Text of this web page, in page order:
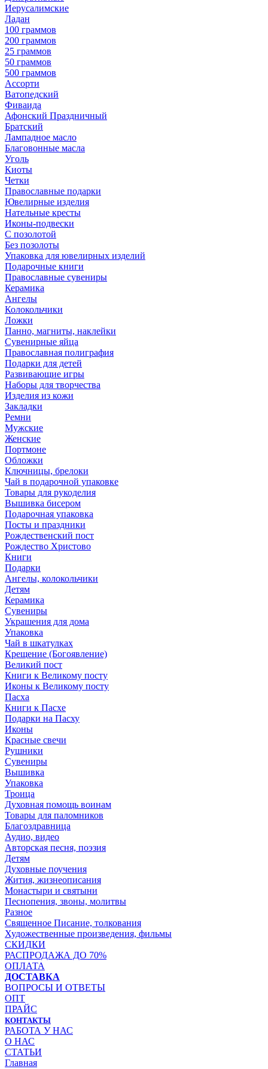
Иерусалимские
Ладан
100 граммов
200 граммов
25 граммов
50 граммов
500 граммов
Ассорти
Ватопедский
Фиваида
Афонский Праздничный
Братский
Лампадное масло
Благовонные масла
Уголь
Киоты
Четки
Православные подарки
Ювелирные изделия
Нательные кресты
Иконы-подвески
С позолотой
Без позолоты
Упаковка для ювелирных изделий
Подарочные книги
Православные сувениры
Керамика
Ангелы
Колокольчики
Ложки
Панно, магниты, наклейки
Сувенирные яйца
Православная полиграфия
Подарки для детей
Развивающие игры
Наборы для творчества
Изделия из кожи
Закладки
Ремни
Мужские
Женские
Портмоне
Обложки
Ключницы, брелоки
Чай в подарочной упаковке
Товары для рукоделия
Вышивка бисером
Подарочная упаковка
Посты и праздники
Рождественский пост
Рождество Христово
Книги
Подарки
Ангелы, колокольчики
Детям
Керамика
Сувениры
Украшения для дома
Упаковка
Чай в шкатулках
Крещение (Богоявление)
Великий пост
Книги к Великому посту
Иконы к Великому посту
Пасха
Книги к Пасхе
Подарки на Пасху
Иконы
Красные свечи
Рушники
Сувениры
Вышивка
Упаковка
Троица
Духовная помощь воинам
Товары для паломников
Благоздравница
Аудио, видео
Авторская песня, поэзия
Детям
Духовные поучения
Жития, жизнеописания
Монастыри и святыни
Песнопения, звоны, молитвы
Разное
Священное Писание, толкования
Художественные произведения, фильмы
СКИДКИ
РАСПРОДАЖА ДО 70%
ОПЛАТА
ДОСТАВКА
ВОПРОСЫ И ОТВЕТЫ
ОПТ
ПРАЙС
КОНТАКТЫ
РАБОТА У НАС
О НАС
СТАТЬИ
Главная